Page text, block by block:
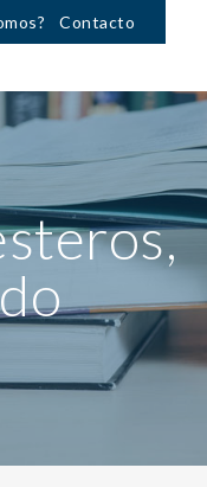
Contacto